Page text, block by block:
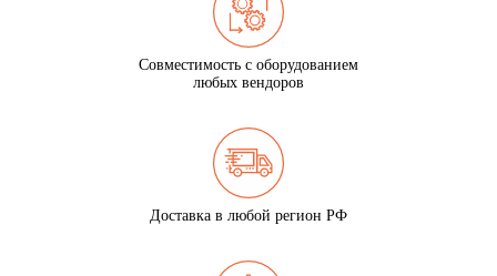
Совместимость с оборудованием
любых вендоров
Доставка в любой регион РФ